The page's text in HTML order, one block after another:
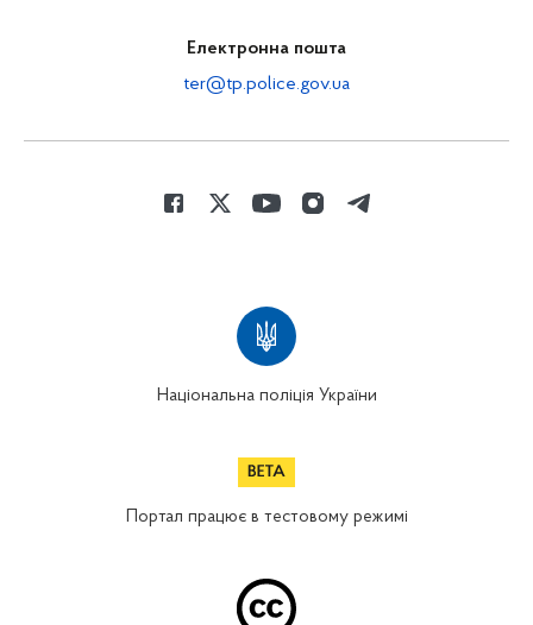
Електронна пошта
ter@tp.police.gov.ua
Національна поліція України
Портал працює в тестовому режимі